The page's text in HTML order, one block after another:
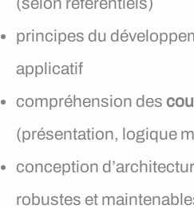
principes du
applicatif
compréhension des
(présentation, logique
conception
robustes et